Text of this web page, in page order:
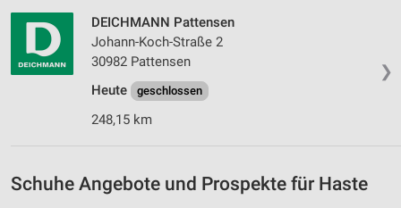
❯
DEICHMANN Pattensen
Johann-Koch-Straße 2
30982 Pattensen
Heute
geschlossen
248,15 km
Schuhe Angebote und Prospekte für Haste
IAB-Besonderheiten:
Verwendung genauer Standortdaten
Geräte anhand von aktiv angeforderten